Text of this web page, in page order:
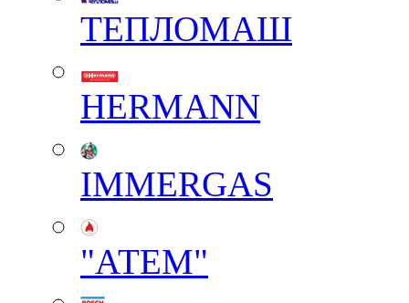
ТЕПЛОМАШ
HERMANN
IMMERGAS
"АТЕМ"